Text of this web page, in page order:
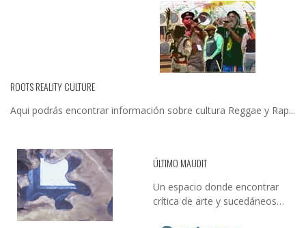
ROOTS REALITY CULTURE
Aqui podrás encontrar información sobre cultura Reggae y Rap...
ÚLTIMO MAUDIT
Un espacio donde encontrar
crítica de arte y sucedáneos…